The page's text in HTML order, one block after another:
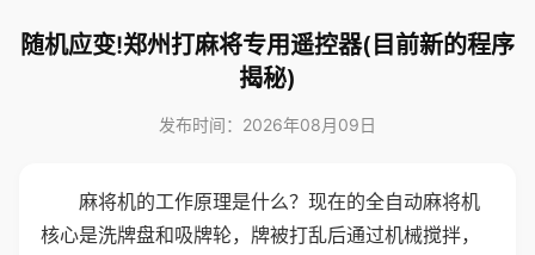
随机应变!郑州打麻将专用遥控器(目前新的程序
揭秘)
发布时间：2026年08月09日
麻将机的工作原理是什么？现在的全自动麻将机
核心是洗牌盘和吸牌轮，牌被打乱后通过机械搅拌，